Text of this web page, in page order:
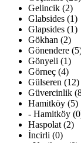
Gelincik (2)
Glabsides (1)
Glapsides (1)
Gökhan (2)
Gönendere
Gönyeli (1)
Görneç (4)
Gülseren (12)
Güvercinlik
Hamitköy (5)
- Hamitköy
Haspolat (2)
İncirli (0)